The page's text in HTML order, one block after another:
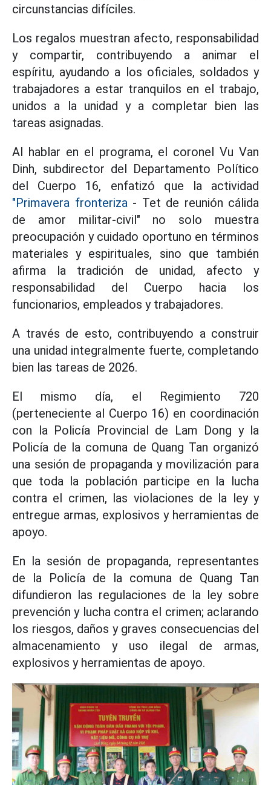
circunstancias difíciles.
Los regalos muestran afecto, responsabilidad
y compartir, contribuyendo a animar el
espíritu, ayudando a los oficiales, soldados y
trabajadores a estar tranquilos en el trabajo,
unidos a la unidad y a completar bien las
tareas asignadas.
Al hablar en el programa, el coronel Vu Van
Dinh, subdirector del Departamento Político
del Cuerpo 16, enfatizó que la actividad
"Primavera fronteriza- Tet de reunión cálida
de amor militar-civil" no solo muestra
preocupación y cuidado oportuno en términos
materiales y espirituales, sino que también
afirma la tradición de unidad, afecto y
responsabilidad del Cuerpo hacia los
funcionarios, empleados y trabajadores.
A través de esto, contribuyendo a construir
una unidad integralmente fuerte, completando
bien las tareas de 2026.
El mismo día, el Regimiento 720
(perteneciente al Cuerpo 16) en coordinación
con la Policía Provincial de Lam Dong y la
Policía de la comuna de Quang Tan organizó
una sesión de propaganda y movilización para
que toda la población participe en la lucha
contra el crimen, las violaciones de la ley y
entregue armas, explosivos y herramientas de
apoyo.
En la sesión de propaganda, representantes
de la Policía de la comuna de Quang Tan
difundieron las regulaciones de la ley sobre
prevención y lucha contra el crimen; aclarando
los riesgos, daños y graves consecuencias del
almacenamiento y uso ilegal de armas,
explosivos y herramientas de apoyo.